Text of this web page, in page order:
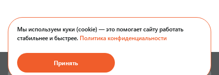
Мы используем куки (cookie) — это помогает сайту работать
стабильнее и быстрее. Политика конфиденциальности
Принять